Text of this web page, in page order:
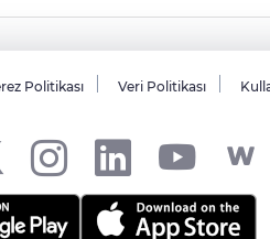
Politikası Veri Politikası